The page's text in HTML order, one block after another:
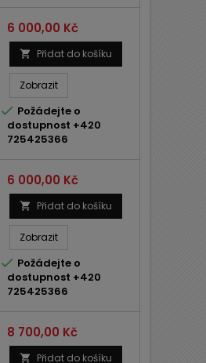
Cena
6 000,00 Kč
 Přidat do košíku
Zobrazit
 Požádejte o
dostupnost +420
725425366
Cena
6 000,00 Kč
 Přidat do košíku
Zobrazit
 Požádejte o
dostupnost +420
725425366
Cena
8 700,00 Kč
 Přidat do košíku